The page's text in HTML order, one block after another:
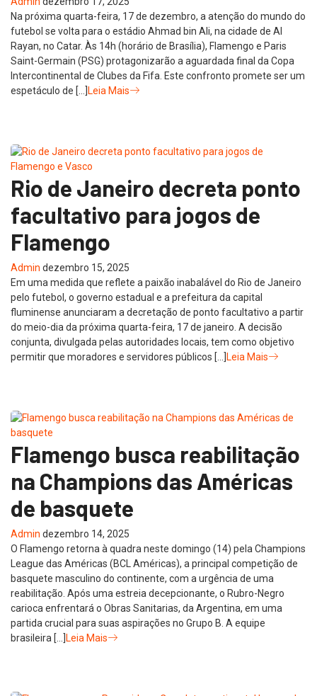
Na próxima quarta-feira, 17 de dezembro, a atenção do mundo do
futebol se volta para o estádio Ahmad bin Ali, na cidade de Al
Rayan, no Catar. Às 14h (horário de Brasília), Flamengo e Paris
Saint-Germain (PSG) protagonizarão a aguardada final da Copa
Intercontinental de Clubes da Fifa. Este confronto promete ser um
espetáculo de […] Leia Mais
Rio de Janeiro decreta ponto
facultativo para jogos de
Flamengo
Admin dezembro 15, 2025
Em uma medida que reflete a paixão inabalável do Rio de Janeiro
pelo futebol, o governo estadual e a prefeitura da capital
fluminense anunciaram a decretação de ponto facultativo a partir
do meio-dia da próxima quarta-feira, 17 de janeiro. A decisão
conjunta, divulgada pelas autoridades locais, tem como objetivo
permitir que moradores e servidores públicos […] Leia Mais
Flamengo busca reabilitação
na Champions das Américas
de basquete
Admin dezembro 14, 2025
O Flamengo retorna à quadra neste domingo (14) pela Champions
League das Américas (BCL Américas), a principal competição de
basquete masculino do continente, com a urgência de uma
reabilitação. Após uma estreia decepcionante, o Rubro-Negro
carioca enfrentará o Obras Sanitarias, da Argentina, em uma
partida crucial para suas aspirações no Grupo B. A equipe
brasileira […] Leia Mais